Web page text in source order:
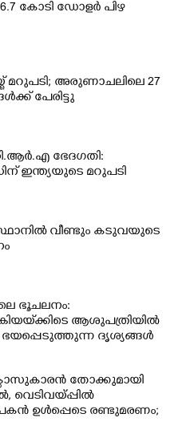
56.7 കോടി ഡോളർ പിഴ
മറുപടി; അരുണാചലിലെ 27
പേരിട്ടു
ഭേദഗതി:
ഇന്ത്യയുടെ മറുപടി
വീണ്ടും കടുവയുടെ
ഭൂചലനം:
ആശുപത്രിയിൽ
ഭയപ്പെടുത്തുന്ന ദൃശ്യങ്ങൾ
തോക്കുമായി
വെടിവയ്പ്പിൽ
ഉൾപ്പെടെ രണ്ടുമരണം;
പരിക്ക്